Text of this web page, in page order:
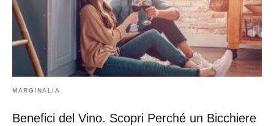
MARGINALIA
Benefici del Vino. Scopri Perché un Bicchiere